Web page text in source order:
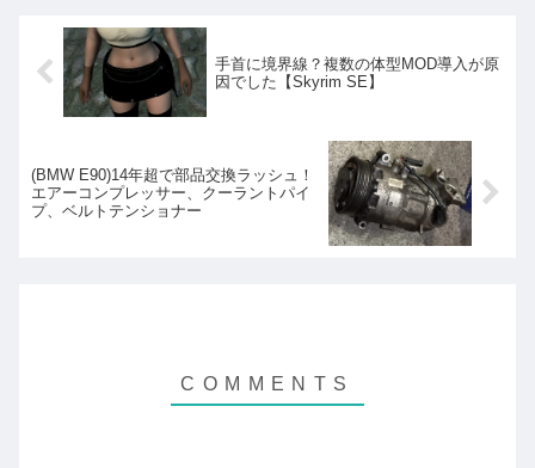
手首に境界線？複数の体型MOD導入が原
因でした【Skyrim SE】
(BMW E90)14年超で部品交換ラッシュ！
エアーコンプレッサー、クーラントパイ
プ、ベルトテンショナー